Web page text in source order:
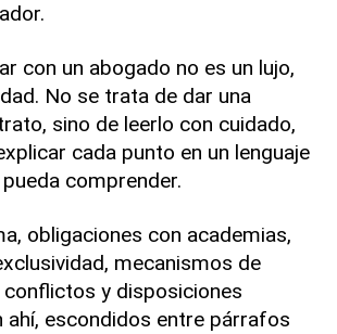
con un abogado no es un lujo,
No se trata de dar una
sino de leerlo con cuidado,
cada punto en un lenguaje
comprender.
obligaciones con academias,
mecanismos de
y disposiciones
ahí, escondidos entre párrafos